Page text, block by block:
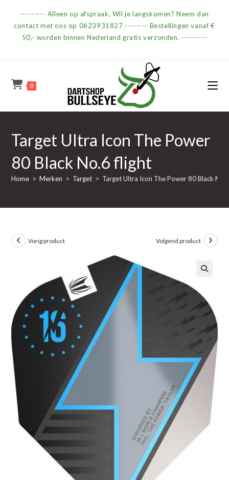
--------- Alleen op afspraak, Wil je langskomen? Neem dan
contact met ons op 0623931827 -------- Bestellingen vanaf €
50,- worden binnen Nederland gratis verzonden. ---------
0
Target Ultra Icon The Power
80 Black No.6 flight
Home > Merken > Target > Target Ultra Icon The Power 80 Black
Vorig product Volgend product